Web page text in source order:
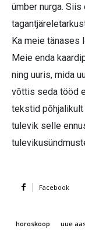
ümber nurga.
Ka meie tänases
Meie enda
ning uuris, mida
võttis seda tööd
tekstid põhjalikult
tulevik selle
Facebook
horoskoop uue